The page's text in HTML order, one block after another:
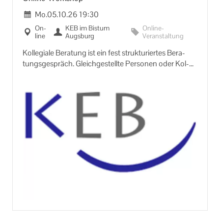
Mo.05.10.26 19:30
On­
line
KEB im Bis­tum
Augs­burg
Online-​
Veranstaltung
Kol­le­gia­le Be­ra­tung ist ein fest struk­tu­rier­tes Be­ra­
tungs­ge­spräch. Gleich­ge­stell­te Per­so­nen oder Kol­
amt­li­chen Ar­beit er­ge­ben. In der Grup­pe wird das
Pro­blem ana­ly­siert und Ideen und Lö­sungs­vor­schlä­
ge dafür ent­wi­ckelt. Die Be­ra­te­nen ent­schei­den
selbst, wel­che neu ge­won­nen Blick­win­kel sie in ihre
Ar­beit ein­brin­gen wol­len und kön­nen.
Beim Online-​Treffen er­ler­nen Sie eine Me­tho­de der
kol­le­gia­len Be­ra­tung und üben diese in klei­nen Grup­